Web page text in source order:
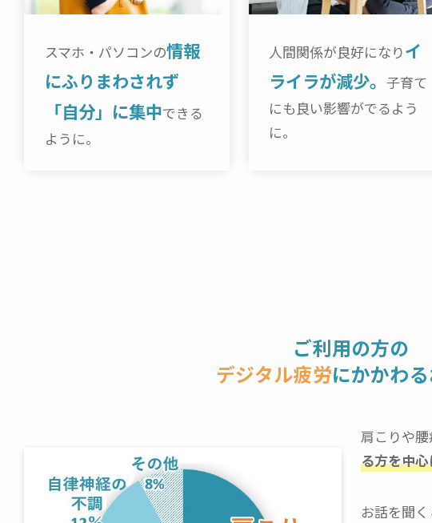
スマホ・パソコンの情報
にふりまわされず
「自分」に集中できる
ように。
人間関係が良好になりイ
ライラが減少。 子育て
にも良い影響がでるよう
に。
ご利用の方の
デジタル疲労にかかわ
肩こりや腰
る方を中
お話を聞く